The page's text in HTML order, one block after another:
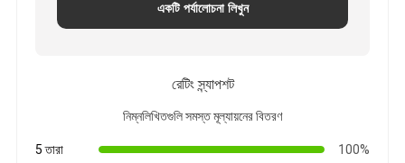
একটি পর্যালোচনা লিখুন
রেটিং স্ন্যাপশট
নিম্নলিখিতগুলি সমস্ত মূল্যায়নের বিতরণ
5 তারা
100%